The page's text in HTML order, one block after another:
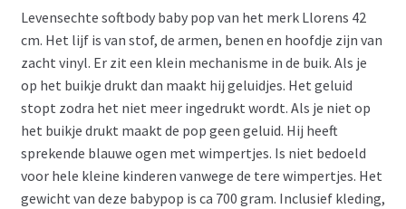
was:
€ 72,95.
is:
€ 65,00.
Levensechte softbody baby pop van het merk Llorens 42
cm. Het lijf is van stof, de armen, benen en hoofdje zijn van
zacht vinyl. Er zit een klein mechanisme in de buik. Als je
op het buikje drukt dan maakt hij geluidjes. Het geluid
stopt zodra het niet meer ingedrukt wordt. Als je niet op
het buikje drukt maakt de pop geen geluid. Hij heeft
sprekende blauwe ogen met wimpertjes. Is niet bedoeld
voor hele kleine kinderen vanwege de tere wimpertjes. Het
gewicht van deze babypop is ca 700 gram. Inclusief kleding,